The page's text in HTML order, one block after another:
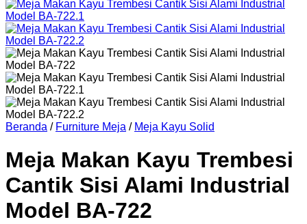
Beranda / Furniture Meja / Meja Kayu Solid
Meja Makan Kayu Trembesi
Cantik Sisi Alami Industrial
Model BA-722